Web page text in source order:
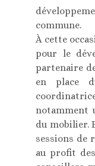
commune.
À cette
pour le
partenaire
en place
notamment
du mobilier.
sessions de
au profit